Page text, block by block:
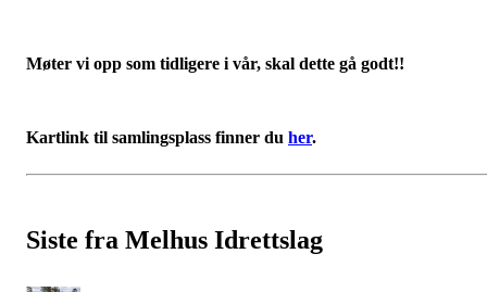
Møter vi opp som tidligere i vår, skal dette gå godt!!
Kartlink til samlingsplass finner du her.
Siste fra Melhus Idrettslag